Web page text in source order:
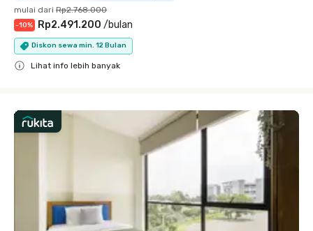
mulai dari Rp2.768.000
-10% Rp2.491.200 /bulan
Diskon sewa min. 12 Bulan
Lihat info lebih banyak